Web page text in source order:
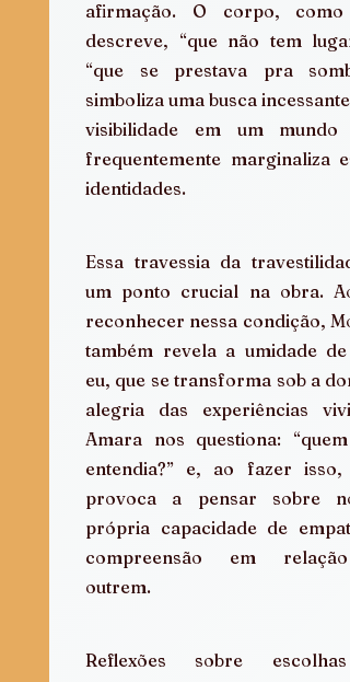
afirmação. O corpo, como
descreve, “que não tem
“que se prestava pra
simboliza uma busca incessante
visibilidade em um mundo
frequentemente marginaliza
identidades.
Essa travessia da
um ponto crucial na obra.
reconhecer nessa condição,
também revela a umidade de
eu, que se transforma sob a dor
alegria das experiências
Amara nos questiona: “quem
entendia?” e, ao fazer isso,
provoca a pensar sobre
própria capacidade de
compreensão em
outrem.
Reflexões sobre